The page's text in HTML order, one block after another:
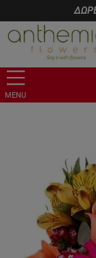
MENU